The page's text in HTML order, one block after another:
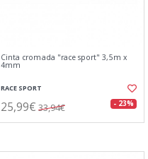
Cinta cromada "race sport" 3,5m x
4mm
RACE SPORT
25,99€ 33,94€ - 23%